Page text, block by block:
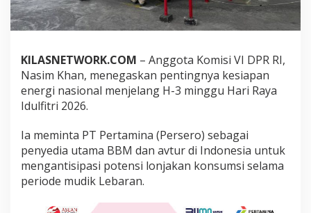
e
s
i
p
a
n
E
r
g
i
N
a
i
KILASNETWORK.COM – Anggota Komisi VI DPR RI,
Nasim Khan, menegaskan pentingnya kesiapan
energi nasional menjelang H-3 minggu Hari Raya
Idulfitri 2026.
Ia meminta PT Pertamina (Persero) sebagai
penyedia utama BBM dan avtur di Indonesia untuk
mengantisipasi potensi lonjakan konsumsi selama
periode mudik Lebaran.